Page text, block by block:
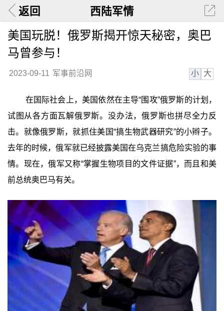
返回 西陆军情
美国玩脱！俄罗斯揭开惊天秘密，奥巴
马曾参与！
2023-09-11 军事前沿网 小 大
在国际社会上，美国依然在主导“围攻”俄罗斯的计划，
试图从各方面瓦解俄罗斯。没办法，俄罗斯也拼尽全力反
击。就像俄罗斯，就抓住美国“搞生物武器研究”的小辫子。
去年的时候，俄军就已经披露美国在乌克兰搞危险实验的事
情。现在，俄军又称“掌握生物项目的文件证据”，而且和美
前总统奥巴马有关。